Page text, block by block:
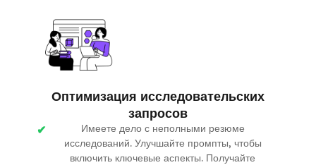
Оптимизация исследовательских
запросов
Имеете дело с неполными резюме
исследований. Улучшайте промпты, чтобы
включить ключевые аспекты. Получайте